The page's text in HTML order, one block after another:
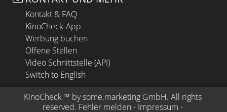
Kontakt & FAQ
KinoCheck-App
Werbung buchen
Offene Stellen
Video Schnittstelle (API)
Switch to English
KinoCheck ™ by some.marketing GmbH. All rights
reserved. Fehler melden - Impressum -